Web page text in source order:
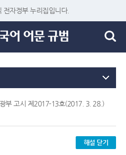
전자정부 누리집입니다.
부 고시 제2017-13호(2017. 3. 28.)
해설 닫기